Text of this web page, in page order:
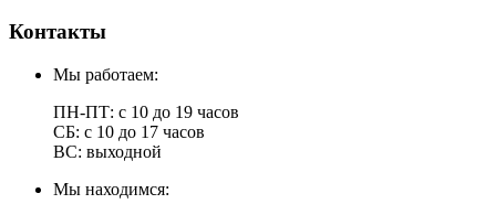
Контакты
Мы работаем:
ПН-ПТ: с 10 до 19 часов
СБ: с 10 до 17 часов
ВС: выходной
Мы находимся: